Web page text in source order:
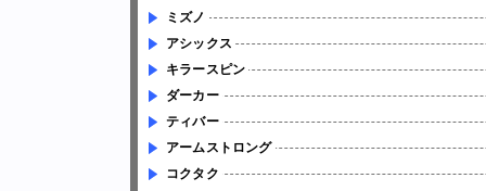
ミズノ
アシックス
キラースピン
ダーカー
ティバー
アームストロング
コクタク